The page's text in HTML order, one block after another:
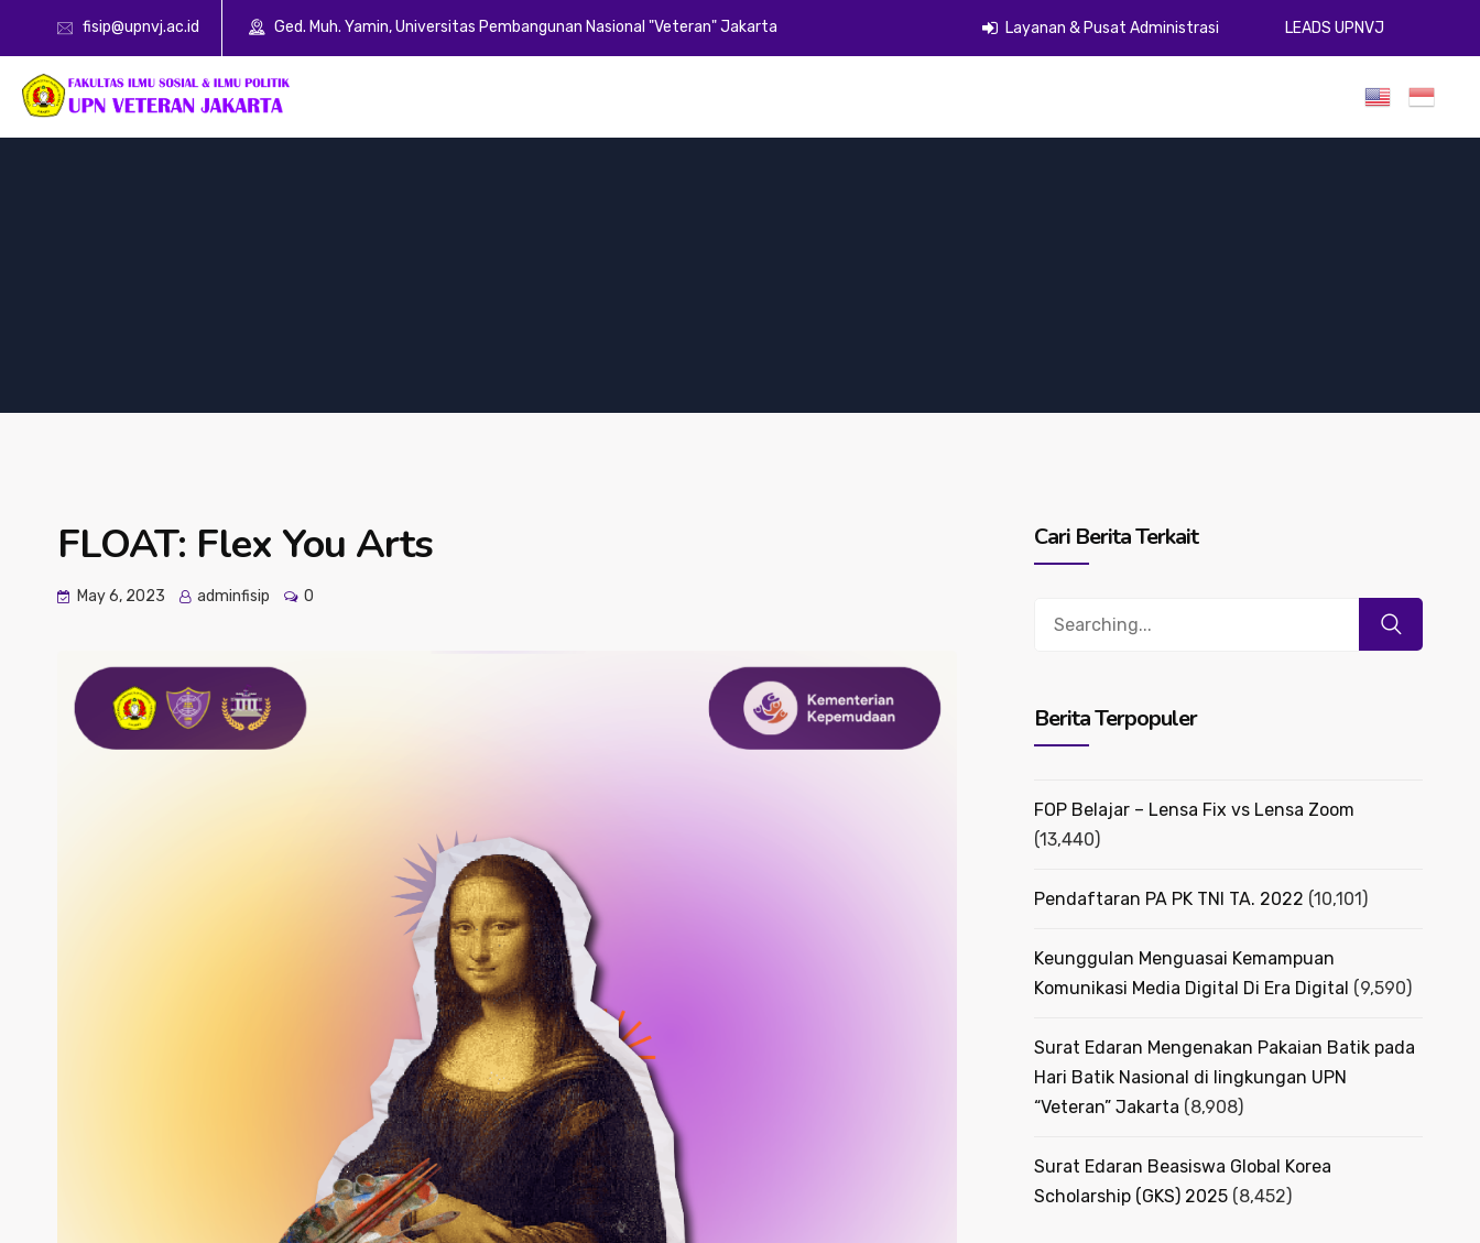
fisip@upnvj.ac.id Ged. Muh. Yamin, Universitas Pembangunan Nasional "Veteran" Jakarta Layanan & Pusat Administrasi LEADS UPNVJ
FLOAT: Flex You Arts
May 6, 2023 adminfisip 0
Cari Berita Terkait
Search
Berita Terpopuler
FOP Belajar – Lensa Fix vs Lensa Zoom
(13,440)
Pendaftaran PA PK TNI TA. 2022 (10,101)
Keunggulan Menguasai Kemampuan
Komunikasi Media Digital Di Era Digital (9,590)
Surat Edaran Mengenakan Pakaian Batik pada
Hari Batik Nasional di lingkungan UPN
“Veteran” Jakarta (8,908)
Surat Edaran Beasiswa Global Korea
Scholarship (GKS) 2025 (8,452)